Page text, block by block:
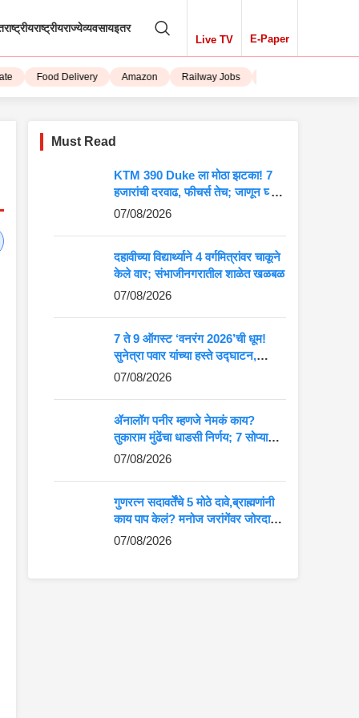
राष्ट्रीयराज्येव्यवसायइतर
Live TV E-Paper
Food Delivery Amazon Railway Jobs iPhone 15
Must Read
KTM 390 Duke ला मोठा झटका! 7
हजारांची दरवाढ, फीचर्स तेच; जाणून घ्या
5 मोठे बदल
07/08/2026
दहावीच्या विद्यार्थ्याने 4 वर्गमित्रांवर चाकूने
केले वार; संभाजीनगरातील शाळेत खळबळ
07/08/2026
7 ते 9 ऑगस्ट ‘वनरंग 2026’ची धूम!
सुनेत्रा पवार यांच्या हस्ते उद्घाटन,
आदिवासी कलेला मोठे व्यासपीठ
07/08/2026
ॲनालॉग पनीर म्हणजे नेमकं काय?
तुकाराम मुंढेंचा धाडसी निर्णय; 7 सोप्या
मार्गांनी ओळखा अस्सल की बनावट पनीर
07/08/2026
गुणरत्न सदावर्तेंचे 5 मोठे दावे,ब्राह्मणांनी
काय पाप केलं? मनोज जरांगेंवर जोरदार
टीका
07/08/2026